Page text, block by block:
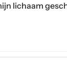
lichaam